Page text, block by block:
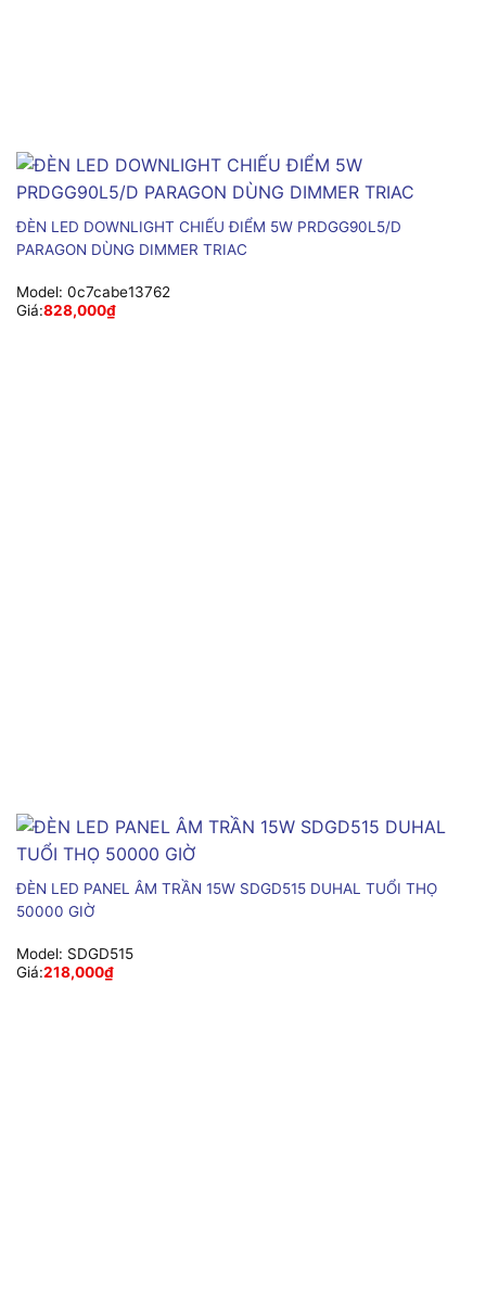
ĐÈN LED DOWNLIGHT CHIẾU ĐIỂM 5W PRDGG90L5/D
PARAGON DÙNG DIMMER TRIAC
Model: 0c7cabe13762
Giá:828,000₫
ĐÈN LED PANEL ÂM TRẦN 15W SDGD515 DUHAL TUỔI THỌ
50000 GIỜ
Model: SDGD515
Giá:218,000₫